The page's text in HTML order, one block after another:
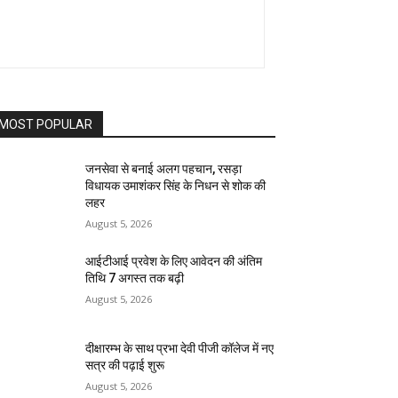
POPULAR
जनसेवा से बनाई अलग पहचान, रसड़ा
विधायक उमाशंकर सिंह के निधन से शोक की
लहर
August 5, 2026
आईटीआई प्रवेश के लिए आवेदन की अंतिम
तिथि 7 अगस्त तक बढ़ी
August 5, 2026
दीक्षारम्भ के साथ प्रभा देवी पीजी कॉलेज में नए
सत्र की पढ़ाई शुरू
August 5, 2026